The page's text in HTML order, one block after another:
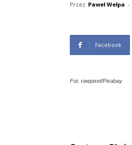
Przez Paweł Wełpa -
Facebook
Fot. rawpixel/Pixabay